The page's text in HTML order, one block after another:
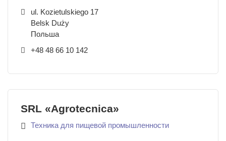
ul. Kozietulskiego 17
Belsk Duży
Польша
+48 48 66 10 142
SRL «Agrotecnica»
Техника для пищевой промышленности